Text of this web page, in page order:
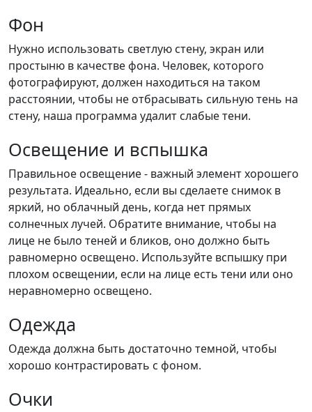
Фон
Нужно использовать светлую стену, экран или
простыню в качестве фона. Человек, которого
фотографируют, должен находиться на таком
расстоянии, чтобы не отбрасывать сильную тень на
стену, наша программа удалит слабые тени.
Освещение и вспышка
Правильное освещение - важный элемент хорошего
результата. Идеально, если вы сделаете снимок в
яркий, но облачный день, когда нет прямых
солнечных лучей. Обратите внимание, чтобы на
лице не было теней и бликов, оно должно быть
равномерно освещено. Используйте вспышку при
плохом освещении, если на лице есть тени или оно
неравномерно освещено.
Одежда
Одежда должна быть достаточно темной, чтобы
хорошо контрастировать с фоном.
Очки